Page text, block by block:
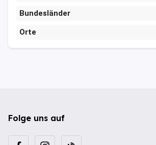
Bundesländer
Orte
Folge uns auf